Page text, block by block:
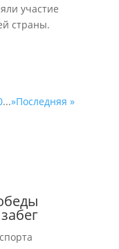
участие
страны.
...»Последняя »